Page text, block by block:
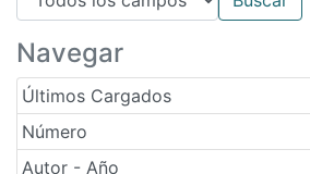
Navegar
Últimos Cargados
Número
Autor - Año